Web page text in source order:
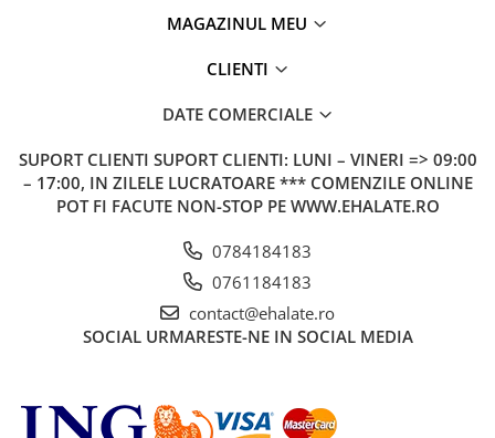
MAGAZINUL MEU
CLIENTI
DATE COMERCIALE
SUPORT CLIENTI SUPORT CLIENTI: LUNI – VINERI => 09:00
– 17:00, IN ZILELE LUCRATOARE *** COMENZILE ONLINE
POT FI FACUTE NON-STOP PE WWW.EHALATE.RO
0784184183
0761184183
contact@ehalate.ro
SOCIAL URMARESTE-NE IN SOCIAL MEDIA